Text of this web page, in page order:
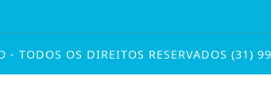
- TODOS OS DIREITOS RESERVADOS (31)